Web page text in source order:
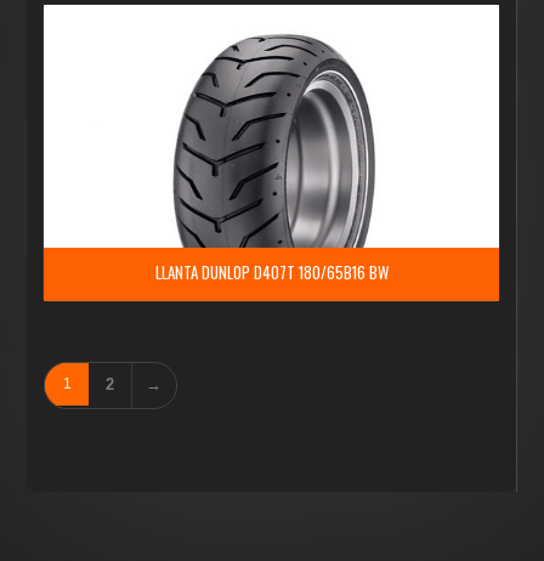
LLANTA DUNLOP D407T 180/65B16 BW
1 2 →